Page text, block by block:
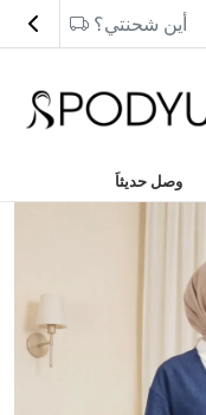
أين شحنتي؟
وصل حديثاَ